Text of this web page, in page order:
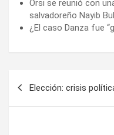
Orsi se reunió con
salvadoreño Nayib
¿El caso Danza fue
Elección: crisis